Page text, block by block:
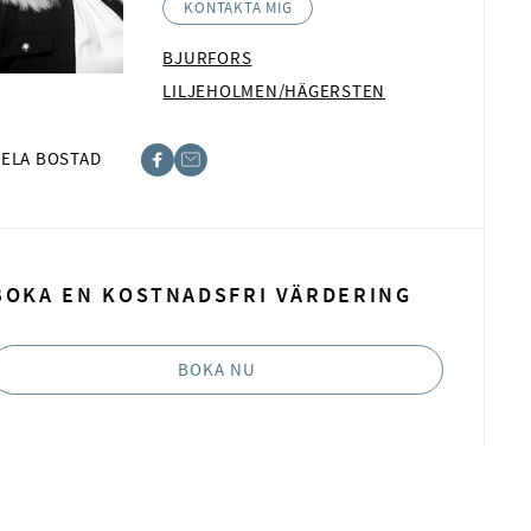
KONTAKTA MIG
BJURFORS
LILJEHOLMEN/HÄGERSTEN
BOSTAD
EN KOSTNADSFRI VÄRDERING
BOKA NU